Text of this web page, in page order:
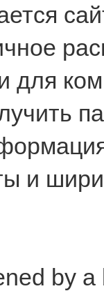
для
и
by